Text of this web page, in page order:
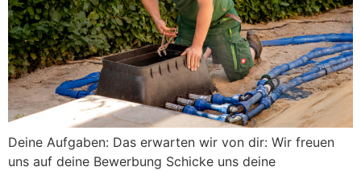
Deine Aufgaben: Das erwarten wir von dir: Wir freuen
uns auf deine Bewerbung Schicke uns deine